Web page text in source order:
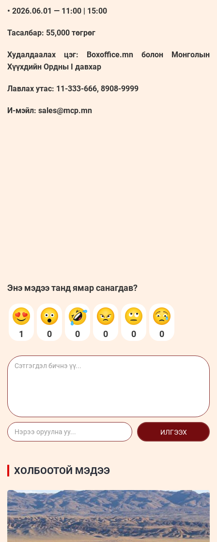
• 2026.06.01 — 11:00 | 15:00
Тасалбар: 55,000 төгрөг
Худалдаалах цэг: Boxoffice.mn болон Монголын
Хүүхдийн Ордны I давхар
Лавлах утас: 11-333-666, 8908-9999
И-мэйл: sales@mcp.mn
Энэ мэдээ танд ямар санагдав?
1 0 0 0 0 0
ИЛГЭЭХ
ХОЛБООТОЙ МЭДЭЭ